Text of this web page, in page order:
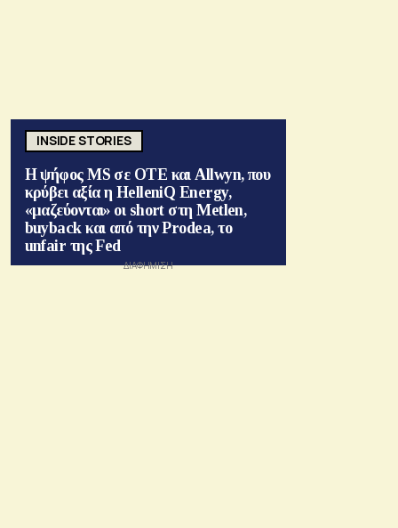
INSIDE STORIES
Η ψήφος MS σε ΟΤΕ και Allwyn, που
κρύβει αξία η HelleniQ Energy,
«μαζεύονται» οι short στη Metlen,
buyback και από την Prodea, το
unfair της Fed